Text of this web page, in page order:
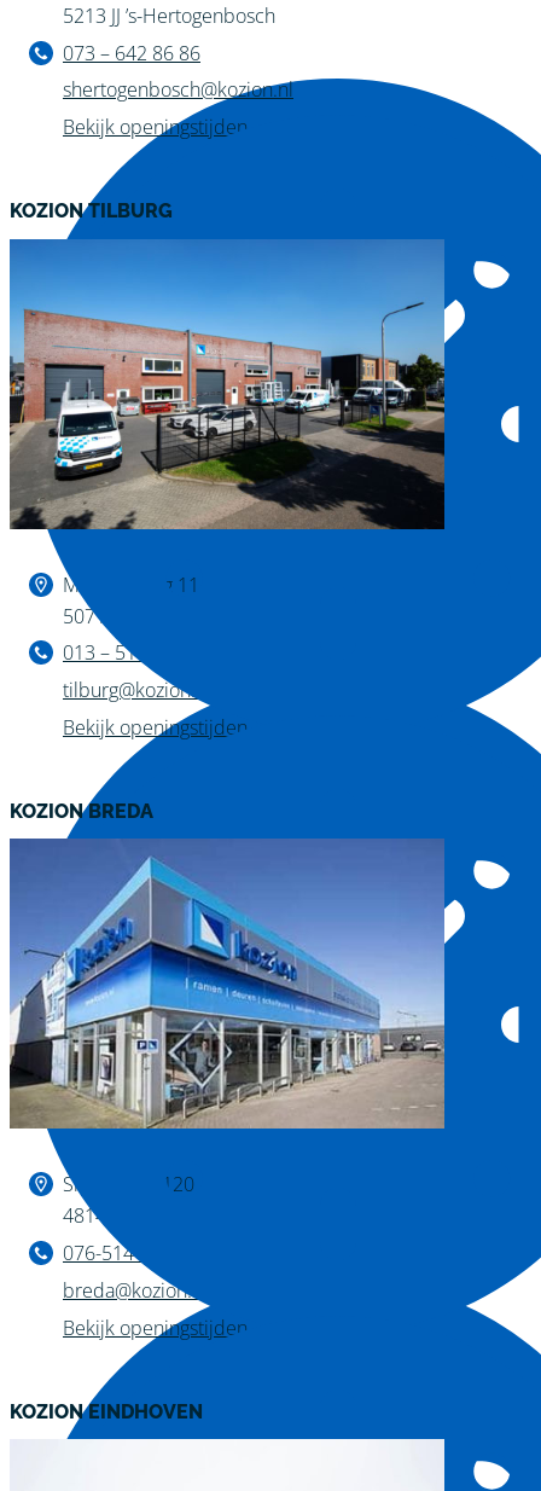
5213 JJ ’s-Hertogenbosch
073 – 642 86 86
shertogenbosch@kozion.nl
Bekijk openingstijden
KOZION TILBURG
Binnen kijken?
Magazijnweg 11
5071 NW Udenhout
013 – 511 04 11
tilburg@kozion.nl
Bekijk openingstijden
KOZION BREDA
Binnen kijken?
Slingerweg 120
4814 AZ Breda
076-514 28 75
breda@kozion.nl
Bekijk openingstijden
KOZION EINDHOVEN